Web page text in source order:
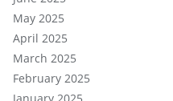
May 2025
April 2025
March 2025
February 2025